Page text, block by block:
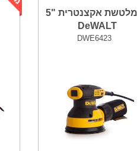
מלטשת אקצנטרית "5
DeWALT
DWE6423